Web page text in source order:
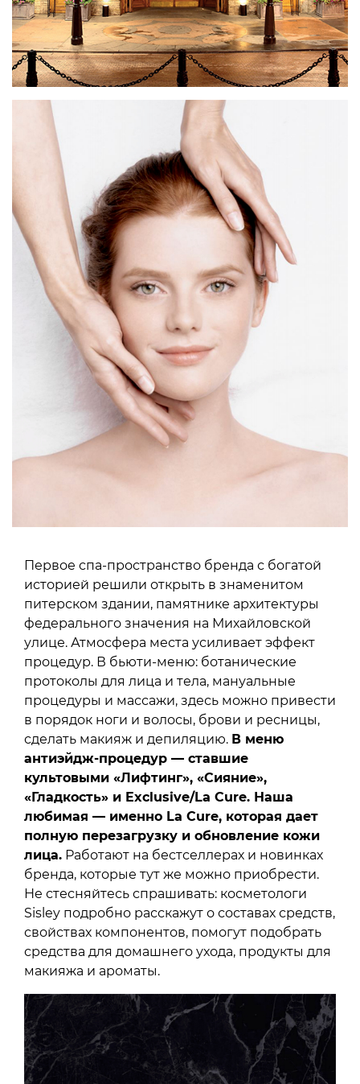
Первое спа-пространство бренда с богатой
историей решили открыть в знаменитом
питерском здании, памятнике архитектуры
федерального значения на Михайловской
улице. Атмосфера места усиливает эффект
процедур. В бьюти-меню: ботанические
протоколы для лица и тела, мануальные
процедуры и массажи, здесь можно привести
в порядок ноги и волосы, брови и ресницы,
сделать макияж и депиляцию. В меню
антиэйдж-процедур — ставшие
культовыми «Лифтинг», «Сияние»,
«Гладкость» и Exclusive/La Cure. Наша
любимая — именно La Cure, которая дает
полную перезагрузку и обновление кожи
лица. Работают на бестселлерах и новинках
бренда, которые тут же можно приобрести.
Не стесняйтесь спрашивать: косметологи
Sisley подробно расскажут о составах средств,
свойствах компонентов, помогут подобрать
средства для домашнего ухода, продукты для
макияжа и ароматы.